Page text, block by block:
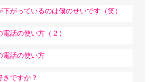
がっているのは僕のせいです（笑）
話の使い方（２）
電話の使い方
きですか？